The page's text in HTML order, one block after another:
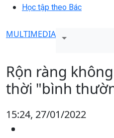
Học tập theo Bác
MULTIMEDIA
Rộn ràng
thời "bình
15:24, 27/01/2022